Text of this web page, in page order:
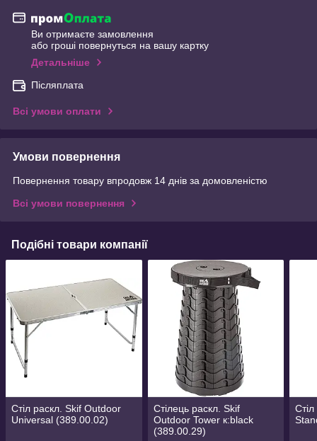
Ви отримаєте замовлення
або гроші повернуться на вашу картку
Детальніше
Післяплата
Всі умови оплати
Умови повернення
Повернення товару впродовж 14 днів за домовленістю
Всі умови повернення
Подібні товари компанії
Стіл раскл. Skif Outdoor
Universal (389.00.02)
Стілець раскл. Skif
Outdoor Tower к:black
(389.00.29)